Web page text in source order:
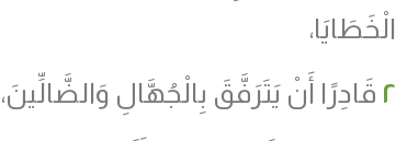
الْخَطَايَا،
٢ قَادِرًا أَنْ يَتَرَفَّقَ بِالْجُهَّالِ